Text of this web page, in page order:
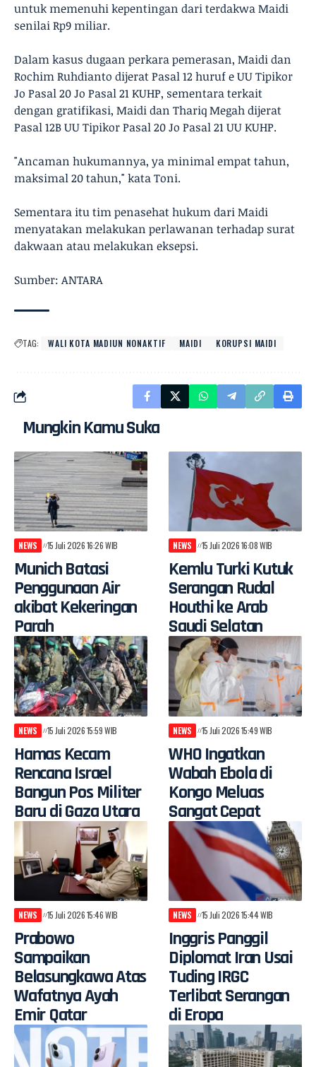
untuk memenuhi kepentingan dari terdakwa Maidi
senilai Rp9 miliar.
Dalam kasus dugaan perkara pemerasan, Maidi dan
Rochim Ruhdianto dijerat Pasal 12 huruf e UU Tipikor
Jo Pasal 20 Jo Pasal 21 KUHP, sementara terkait
dengan gratifikasi, Maidi dan Thariq Megah dijerat
Pasal 12B UU Tipikor Pasal 20 Jo Pasal 21 UU KUHP.
"Ancaman hukumannya, ya minimal empat tahun,
maksimal 20 tahun," kata Toni.
Sementara itu tim penasehat hukum dari Maidi
menyatakan melakukan perlawanan terhadap surat
dakwaan atau melakukan eksepsi.
Sumber: ANTARA
TAG: WALI KOTA MADIUN NONAKTIF MAIDI KORUPSI MAIDI
Mungkin Kamu Suka
NEWS 15 Juli 2026 16:26 WIB
Munich Batasi
Penggunaan Air
akibat Kekeringan
Parah
NEWS 15 Juli 2026 16:08 WIB
Kemlu Turki Kutuk
Serangan Rudal
Houthi ke Arab
Saudi Selatan
NEWS 15 Juli 2026 15:59 WIB
Hamas Kecam
Rencana Israel
Bangun Pos Militer
Baru di Gaza Utara
NEWS 15 Juli 2026 15:49 WIB
WHO Ingatkan
Wabah Ebola di
Kongo Meluas
Sangat Cepat
NEWS 15 Juli 2026 15:46 WIB
Prabowo
Sampaikan
Belasungkawa Atas
Wafatnya Ayah
Emir Qatar
NEWS 15 Juli 2026 15:44 WIB
Inggris Panggil
Diplomat Iran Usai
Tuding IRGC
Terlibat Serangan
di Eropa